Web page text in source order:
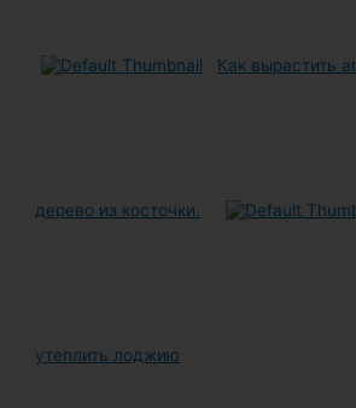
Как вырастить
дерево из косточки.
утеплить лоджию